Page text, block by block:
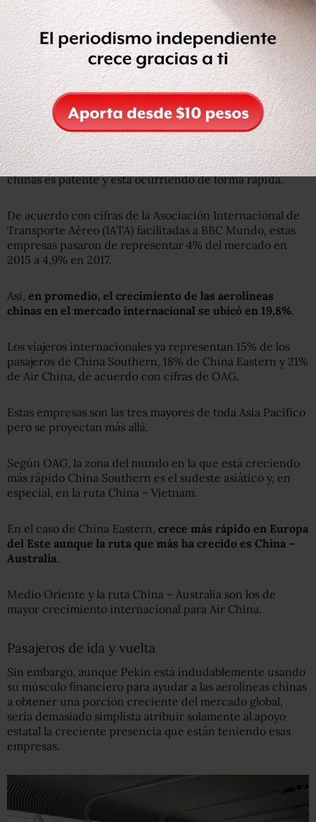
Getty Images
Las principales líneas aéreas de China han invertido
millones de dólares en dotarse de nuevos y modernos
aviones.
En todo caso, el aumento de la cuota de mercado
internacional de viajes aéreos por parte de las compañías
chinas es patente y está ocurriendo de forma rápida.
De acuerdo con cifras de la Asociación Internacional de
Transporte Aéreo (IATA) facilitadas a BBC Mundo, estas
empresas pasaron de representar 4% del mercado en
2015 a 4,9% en 2017.
Así, en promedio, el crecimiento de las aerolíneas
chinas en el mercado internacional se ubicó en 19,8%.
Los viajeros internacionales ya representan 15% de los
pasajeros de China Southern, 18% de China Eastern y 21%
de Air China, de acuerdo con cifras de OAG.
Estas empresas son las tres mayores de toda Asia Pacífico
pero se proyectan más allá.
Según OAG, la zona del mundo en la que está creciendo
más rápido China Southern es el sudeste asiático y, en
especial, en la ruta China – Vietnam.
En el caso de China Eastern, crece más rápido en Europa
del Este aunque la ruta que más ha crecido es China –
Australia.
Medio Oriente y la ruta China – Australia son los de
mayor crecimiento internacional para Air China.
Pasajeros de ida y vuelta
Sin embargo, aunque Pekín está indudablemente usando
su músculo financiero para ayudar a las aerolíneas chinas
a obtener una porción creciente del mercado global,
sería demasiado simplista atribuir solamente al apoyo
estatal la creciente presencia que están teniendo esas
empresas.